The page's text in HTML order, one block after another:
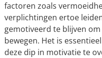
factoren zoals
verplichtingen ertoe
gemotiveerd te blijven
bewegen. Het is
deze dip in motivatie te